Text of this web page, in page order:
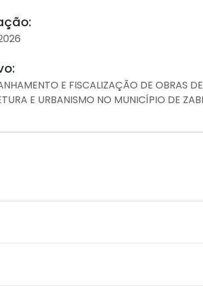
E FISCALIZAÇÃO DE OBRAS
E URBANISMO NO MUNICÍPIO DE